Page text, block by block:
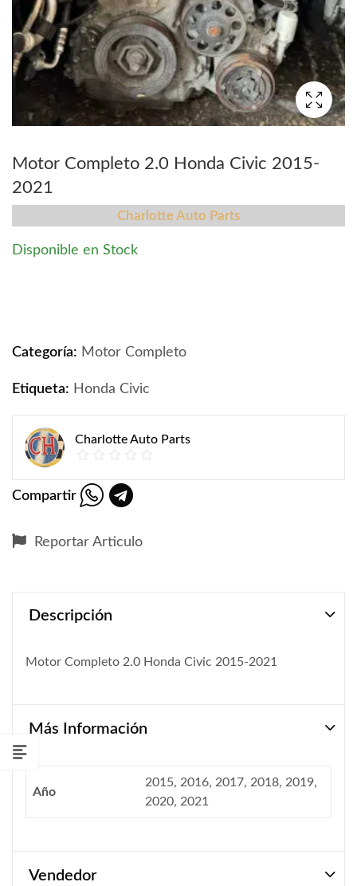
Motor Completo 2.0 Honda Civic 2015-
2021
Charlotte Auto Parts
Disponible en Stock
Categoría: Motor Completo
Etiqueta: Honda Civic
Charlotte Auto Parts
Compartir
Reportar Articulo
Descripción
Motor Completo 2.0 Honda Civic 2015-2021
Más Información
Año
2015, 2016, 2017, 2018, 2019,
2020, 2021
Vendedor